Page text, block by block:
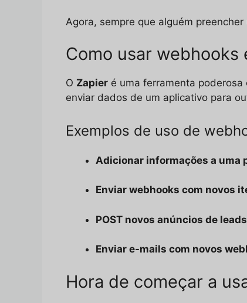
Agora, sempre que alguém
Como usar
O Zapier é uma ferramenta
enviar dados de um aplicativo para
Exemplos de uso de
Adicionar informações a uma
Enviar webhooks com novos
POST novos anúncios de
Enviar e-mails com novos
Hora de começar a